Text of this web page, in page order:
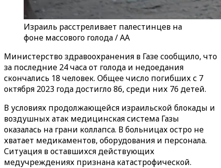
Израиль расстреливает палестинцев на
фоне массового голода / AA
Министерство здравоохранения в Газе сообщило, что
за последние 24 часа от голода и недоедания
скончались 18 человек. Общее число погибших с 7
октября 2023 года достигло 86, среди них 76 детей.
В условиях продолжающейся израильской блокады и
воздушных атак медицинская система Газы
оказалась на грани коллапса. В больницах остро не
хватает медикаментов, оборудования и персонала.
Ситуация в оставшихся действующих
медучреждениях признана катастрофической.